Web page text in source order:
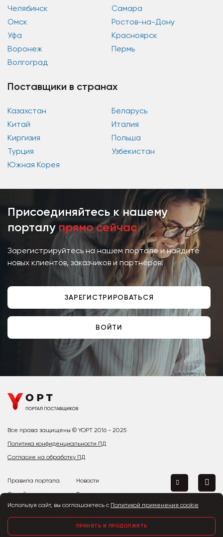
Челябинск
Самара
Омск
Ростов-на-Дону
Уфа
Красноярск
Воронеж
Пермь
Волгоград
Поставщики в странах
Казахстан
Беларусь
Китай
Италия
Киргизия
Польша
Турция
Узбекистан
Южная Корея
Присоединяйтесь к нашему
порталу прямо сейчас
Зарегистрируйтесь на нашем портале и найдите
новых клиентов, заказчиков и партнёров!
ЗАРЕГИСТРИРОВАТЬСЯ
ВОЙТИ
Все права защищены © YOPT 2016 - 2025
Политика конфиденциальности ПД
Согласие на обработку ПД
Правила портала
Служба поддержки
Контакты
Новости
Топ поставщиков
Страны и города
Используя сайт, вы соглашаетесь с Политикой применения cookie
ПРИНЯТЬ И ПРОДОЛЖИТЬ